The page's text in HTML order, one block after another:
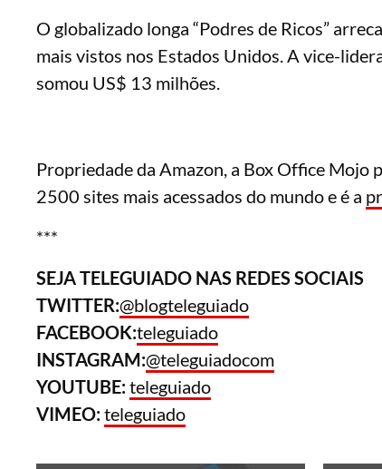
O globalizado longa “Podres de Ricos”
mais vistos nos Estados Unidos. A vice-
somou US$ 13 milhões.
Propriedade da Amazon, a Box Office Mojo
2500 sites mais acessados do mundo e é a
***
SEJA TELEGUIADO NAS REDES SOCIAIS
TWITTER:@blogteleguiado
FACEBOOK:teleguiado
INSTAGRAM:@teleguiadocom
YOUTUBE:teleguiado
VIMEO:teleguiado